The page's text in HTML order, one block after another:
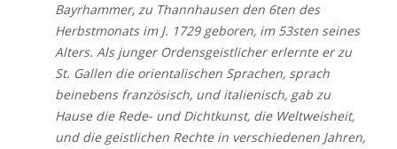
Bayrhammer, zu Thannhausen den 6ten des
Herbstmonats im J. 1729 geboren, im 53sten seines
Alters. Als junger Ordensgeistlicher erlernte er zu
St. Gallen die orientalischen Sprachen, sprach
beinebens französisch, und italienisch, gab zu
Hause die Rede- und Dichtkunst, die Weltweisheit,
und die geistlichen Rechte in verschiedenen Jahren,